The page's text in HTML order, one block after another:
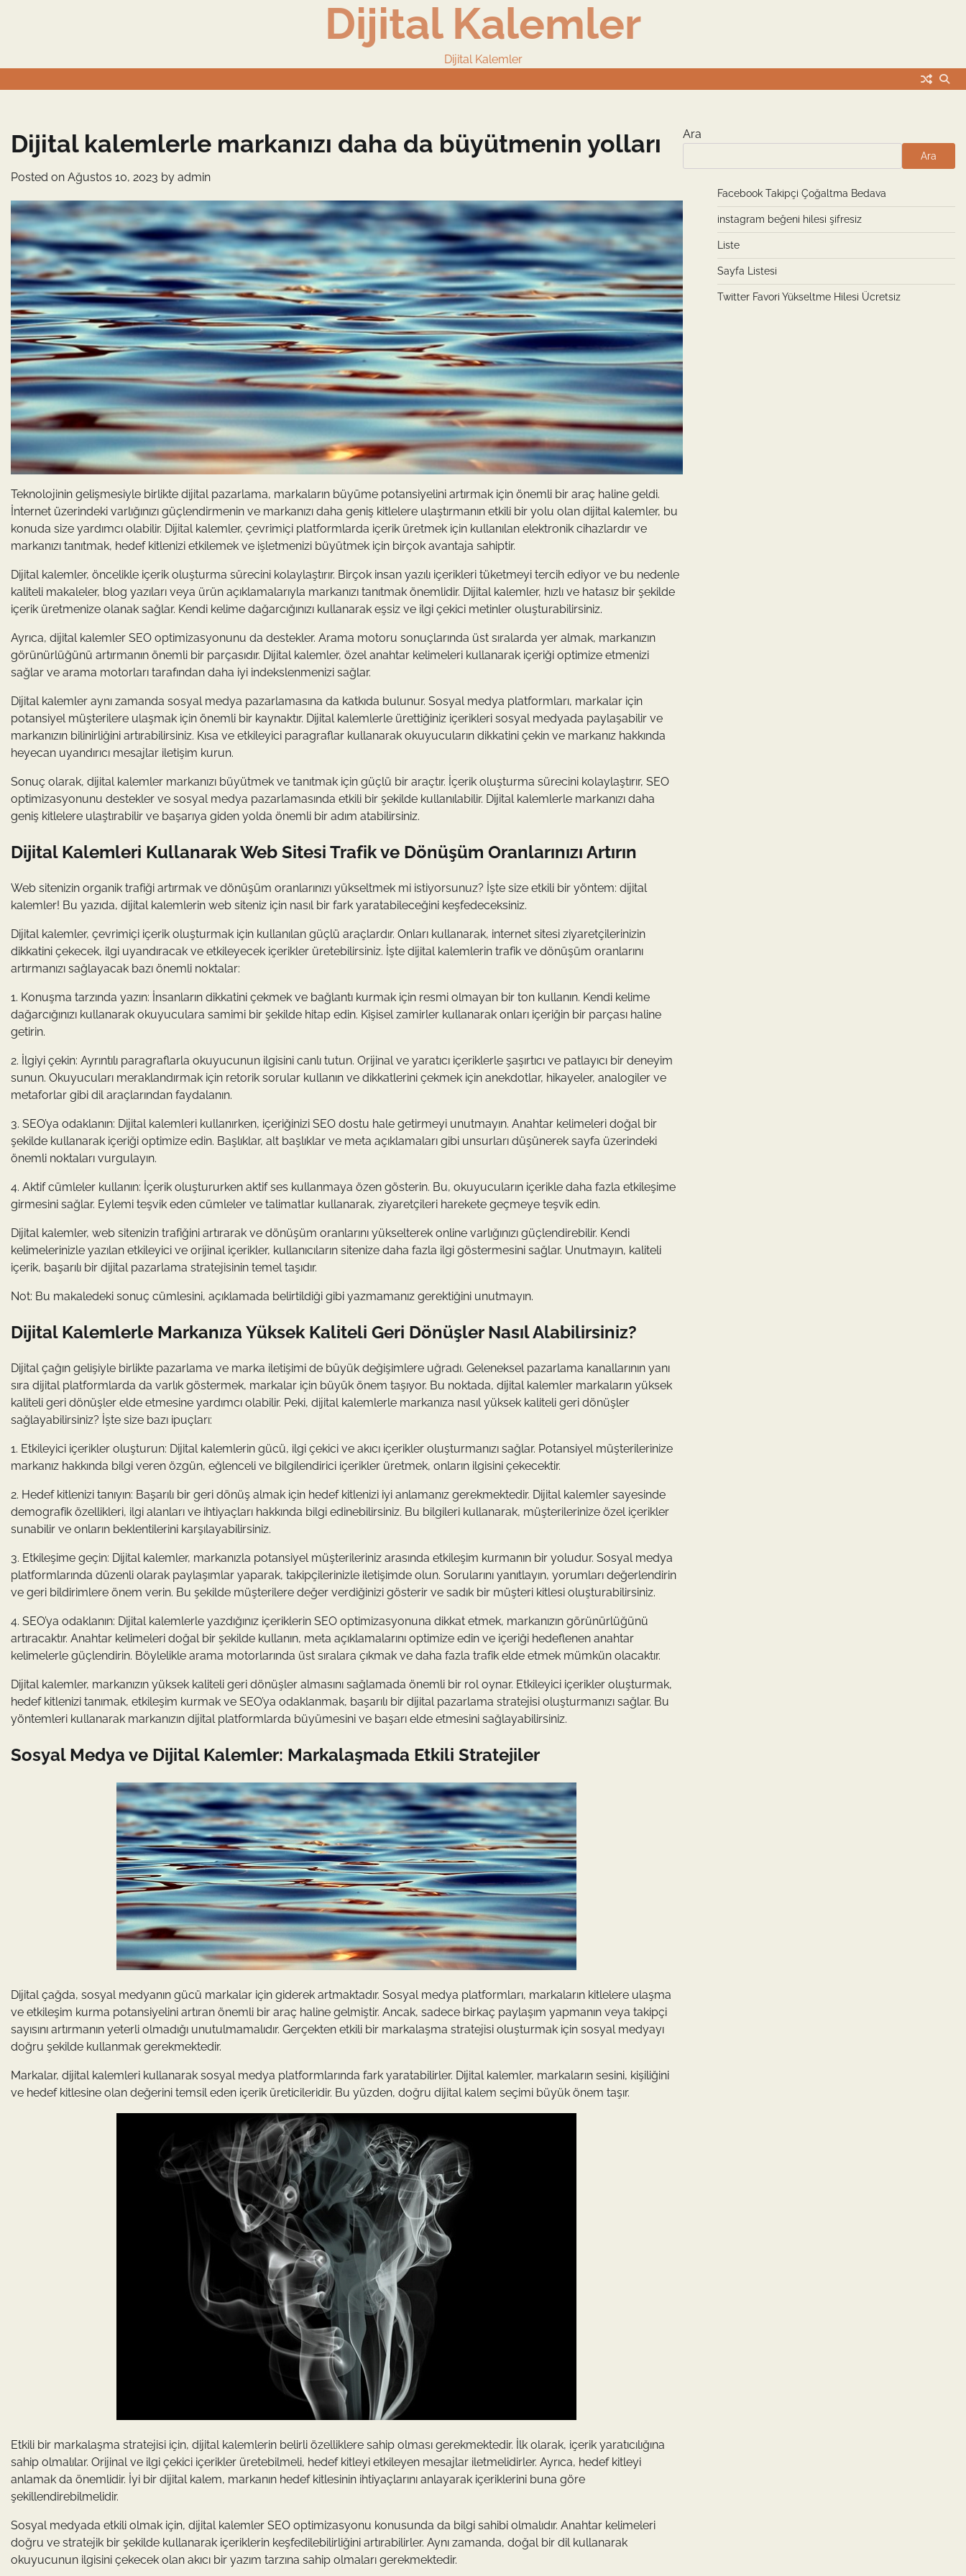
Dijital Kalemler
Dijital Kalemler
Dijital kalemlerle markanızı daha da büyütmenin yolları
Posted on Ağustos 10, 2023 by admin
Teknolojinin gelişmesiyle birlikte dijital pazarlama, markaların büyüme potansiyelini artırmak için önemli bir araç haline geldi.
İnternet üzerindeki varlığınızı güçlendirmenin ve markanızı daha geniş kitlelere ulaştırmanın etkili bir yolu olan dijital kalemler, bu
konuda size yardımcı olabilir. Dijital kalemler, çevrimiçi platformlarda içerik üretmek için kullanılan elektronik cihazlardır ve
markanızı tanıtmak, hedef kitlenizi etkilemek ve işletmenizi büyütmek için birçok avantaja sahiptir.
Dijital kalemler, öncelikle içerik oluşturma sürecini kolaylaştırır. Birçok insan yazılı içerikleri tüketmeyi tercih ediyor ve bu nedenle
kaliteli makaleler, blog yazıları veya ürün açıklamalarıyla markanızı tanıtmak önemlidir. Dijital kalemler, hızlı ve hatasız bir şekilde
içerik üretmenize olanak sağlar. Kendi kelime dağarcığınızı kullanarak eşsiz ve ilgi çekici metinler oluşturabilirsiniz.
Ayrıca, dijital kalemler SEO optimizasyonunu da destekler. Arama motoru sonuçlarında üst sıralarda yer almak, markanızın
görünürlüğünü artırmanın önemli bir parçasıdır. Dijital kalemler, özel anahtar kelimeleri kullanarak içeriği optimize etmenizi
sağlar ve arama motorları tarafından daha iyi indekslenmenizi sağlar.
Dijital kalemler aynı zamanda sosyal medya pazarlamasına da katkıda bulunur. Sosyal medya platformları, markalar için
potansiyel müşterilere ulaşmak için önemli bir kaynaktır. Dijital kalemlerle ürettiğiniz içerikleri sosyal medyada paylaşabilir ve
markanızın bilinirliğini artırabilirsiniz. Kısa ve etkileyici paragraflar kullanarak okuyucuların dikkatini çekin ve markanız hakkında
heyecan uyandırıcı mesajlar iletişim kurun.
Sonuç olarak, dijital kalemler markanızı büyütmek ve tanıtmak için güçlü bir araçtır. İçerik oluşturma sürecini kolaylaştırır, SEO
optimizasyonunu destekler ve sosyal medya pazarlamasında etkili bir şekilde kullanılabilir. Dijital kalemlerle markanızı daha
geniş kitlelere ulaştırabilir ve başarıya giden yolda önemli bir adım atabilirsiniz.
Dijital Kalemleri Kullanarak Web Sitesi Trafik ve Dönüşüm Oranlarınızı Artırın
Web sitenizin organik trafiği artırmak ve dönüşüm oranlarınızı yükseltmek mi istiyorsunuz? İşte size etkili bir yöntem: dijital
kalemler! Bu yazıda, dijital kalemlerin web siteniz için nasıl bir fark yaratabileceğini keşfedeceksiniz.
Dijital kalemler, çevrimiçi içerik oluşturmak için kullanılan güçlü araçlardır. Onları kullanarak, internet sitesi ziyaretçilerinizin
dikkatini çekecek, ilgi uyandıracak ve etkileyecek içerikler üretebilirsiniz. İşte dijital kalemlerin trafik ve dönüşüm oranlarını
artırmanızı sağlayacak bazı önemli noktalar:
1. Konuşma tarzında yazın: İnsanların dikkatini çekmek ve bağlantı kurmak için resmi olmayan bir ton kullanın. Kendi kelime
dağarcığınızı kullanarak okuyuculara samimi bir şekilde hitap edin. Kişisel zamirler kullanarak onları içeriğin bir parçası haline
getirin.
2. İlgiyi çekin: Ayrıntılı paragraflarla okuyucunun ilgisini canlı tutun. Orijinal ve yaratıcı içeriklerle şaşırtıcı ve patlayıcı bir deneyim
sunun. Okuyucuları meraklandırmak için retorik sorular kullanın ve dikkatlerini çekmek için anekdotlar, hikayeler, analogiler ve
metaforlar gibi dil araçlarından faydalanın.
3. SEO’ya odaklanın: Dijital kalemleri kullanırken, içeriğinizi SEO dostu hale getirmeyi unutmayın. Anahtar kelimeleri doğal bir
şekilde kullanarak içeriği optimize edin. Başlıklar, alt başlıklar ve meta açıklamaları gibi unsurları düşünerek sayfa üzerindeki
önemli noktaları vurgulayın.
4. Aktif cümleler kullanın: İçerik oluştururken aktif ses kullanmaya özen gösterin. Bu, okuyucuların içerikle daha fazla etkileşime
girmesini sağlar. Eylemi teşvik eden cümleler ve talimatlar kullanarak, ziyaretçileri harekete geçmeye teşvik edin.
Dijital kalemler, web sitenizin trafiğini artırarak ve dönüşüm oranlarını yükselterek online varlığınızı güçlendirebilir. Kendi
kelimelerinizle yazılan etkileyici ve orijinal içerikler, kullanıcıların sitenize daha fazla ilgi göstermesini sağlar. Unutmayın, kaliteli
içerik, başarılı bir dijital pazarlama stratejisinin temel taşıdır.
Not: Bu makaledeki sonuç cümlesini, açıklamada belirtildiği gibi yazmamanız gerektiğini unutmayın.
Dijital Kalemlerle Markanıza Yüksek Kaliteli Geri Dönüşler Nasıl Alabilirsiniz?
Dijital çağın gelişiyle birlikte pazarlama ve marka iletişimi de büyük değişimlere uğradı. Geleneksel pazarlama kanallarının yanı
sıra dijital platformlarda da varlık göstermek, markalar için büyük önem taşıyor. Bu noktada, dijital kalemler markaların yüksek
kaliteli geri dönüşler elde etmesine yardımcı olabilir. Peki, dijital kalemlerle markanıza nasıl yüksek kaliteli geri dönüşler
sağlayabilirsiniz? İşte size bazı ipuçları:
1. Etkileyici içerikler oluşturun: Dijital kalemlerin gücü, ilgi çekici ve akıcı içerikler oluşturmanızı sağlar. Potansiyel müşterilerinize
markanız hakkında bilgi veren özgün, eğlenceli ve bilgilendirici içerikler üretmek, onların ilgisini çekecektir.
2. Hedef kitlenizi tanıyın: Başarılı bir geri dönüş almak için hedef kitlenizi iyi anlamanız gerekmektedir. Dijital kalemler sayesinde
demografik özellikleri, ilgi alanları ve ihtiyaçları hakkında bilgi edinebilirsiniz. Bu bilgileri kullanarak, müşterilerinize özel içerikler
sunabilir ve onların beklentilerini karşılayabilirsiniz.
3. Etkileşime geçin: Dijital kalemler, markanızla potansiyel müşterileriniz arasında etkileşim kurmanın bir yoludur. Sosyal medya
platformlarında düzenli olarak paylaşımlar yaparak, takipçilerinizle iletişimde olun. Sorularını yanıtlayın, yorumları değerlendirin
ve geri bildirimlere önem verin. Bu şekilde müşterilere değer verdiğinizi gösterir ve sadık bir müşteri kitlesi oluşturabilirsiniz.
4. SEO’ya odaklanın: Dijital kalemlerle yazdığınız içeriklerin SEO optimizasyonuna dikkat etmek, markanızın görünürlüğünü
artıracaktır. Anahtar kelimeleri doğal bir şekilde kullanın, meta açıklamalarını optimize edin ve içeriği hedeflenen anahtar
kelimelerle güçlendirin. Böylelikle arama motorlarında üst sıralara çıkmak ve daha fazla trafik elde etmek mümkün olacaktır.
Dijital kalemler, markanızın yüksek kaliteli geri dönüşler almasını sağlamada önemli bir rol oynar. Etkileyici içerikler oluşturmak,
hedef kitlenizi tanımak, etkileşim kurmak ve SEO’ya odaklanmak, başarılı bir dijital pazarlama stratejisi oluşturmanızı sağlar. Bu
yöntemleri kullanarak markanızın dijital platformlarda büyümesini ve başarı elde etmesini sağlayabilirsiniz.
Sosyal Medya ve Dijital Kalemler: Markalaşmada Etkili Stratejiler
Dijital çağda, sosyal medyanın gücü markalar için giderek artmaktadır. Sosyal medya platformları, markaların kitlelere ulaşma
ve etkileşim kurma potansiyelini artıran önemli bir araç haline gelmiştir. Ancak, sadece birkaç paylaşım yapmanın veya takipçi
sayısını artırmanın yeterli olmadığı unutulmamalıdır. Gerçekten etkili bir markalaşma stratejisi oluşturmak için sosyal medyayı
doğru şekilde kullanmak gerekmektedir.
Markalar, dijital kalemleri kullanarak sosyal medya platformlarında fark yaratabilirler. Dijital kalemler, markaların sesini, kişiliğini
ve hedef kitlesine olan değerini temsil eden içerik üreticileridir. Bu yüzden, doğru dijital kalem seçimi büyük önem taşır.
Etkili bir markalaşma stratejisi için, dijital kalemlerin belirli özelliklere sahip olması gerekmektedir. İlk olarak, içerik yaratıcılığına
sahip olmalılar. Orijinal ve ilgi çekici içerikler üretebilmeli, hedef kitleyi etkileyen mesajlar iletmelidirler. Ayrıca, hedef kitleyi
anlamak da önemlidir. İyi bir dijital kalem, markanın hedef kitlesinin ihtiyaçlarını anlayarak içeriklerini buna göre
şekillendirebilmelidir.
Sosyal medyada etkili olmak için, dijital kalemler SEO optimizasyonu konusunda da bilgi sahibi olmalıdır. Anahtar kelimeleri
doğru ve stratejik bir şekilde kullanarak içeriklerin keşfedilebilirliğini artırabilirler. Aynı zamanda, doğal bir dil kullanarak
okuyucunun ilgisini çekecek olan akıcı bir yazım tarzına sahip olmaları gerekmektedir.
Ara
Ara
Facebook Takipçi Çoğaltma Bedava
instagram beğeni hilesi şifresiz
Liste
Sayfa Listesi
Twitter Favori Yükseltme Hilesi Ücretsiz